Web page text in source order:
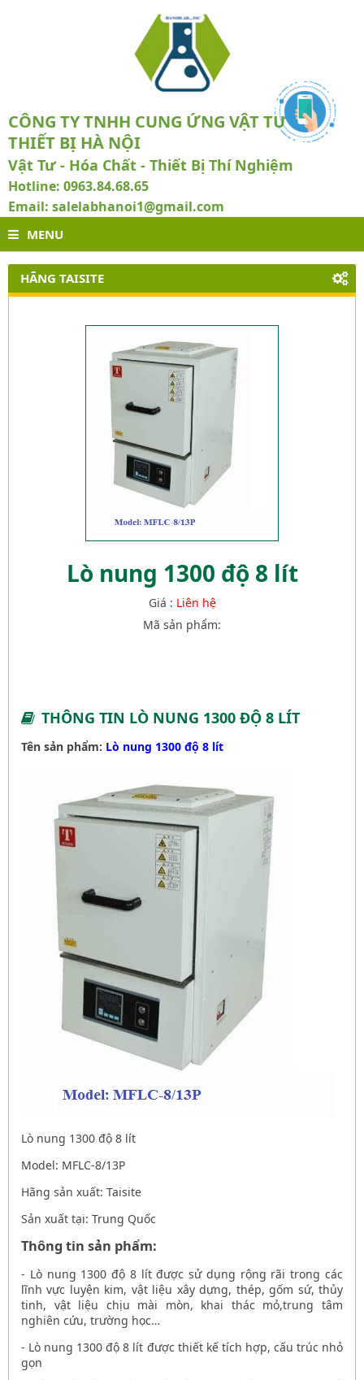
CÔNG TY TNHH CUNG ỨNG VẬT TƯ VÀ
THIẾT BỊ HÀ NỘI
Vật Tư - Hóa Chất - Thiết Bị Thí Nghiệm
Hotline: 0963.84.68.65
Email: salelabhanoi1@gmail.com
MENU
HÃNG TAISITE
Lò nung 1300 độ 8 lít
Giá : Liên hệ
Mã sản phẩm:
THÔNG TIN LÒ NUNG 1300 ĐỘ 8 LÍT
Tên sản phẩm: Lò nung 1300 độ 8 lít
Lò nung 1300 độ 8 lít
Model: MFLC-8/13P
Hãng sản xuất: Taisite
Sản xuất tại: Trung Quốc
Thông tin sản phẩm:
- Lò nung 1300 độ 8 lítđược sử dụng rộng rãi trong các
lĩnh vực luyện kim, vật liệu xây dựng, thép, gốm sứ, thủy
tinh, vật liệu chịu mài mòn, khai thác mỏ,trung tâm
nghiên cứu, trường học…
- Lò nung 1300 độ 8 lít được thiết kế tích hợp, cấu trúc nhỏ
gọn